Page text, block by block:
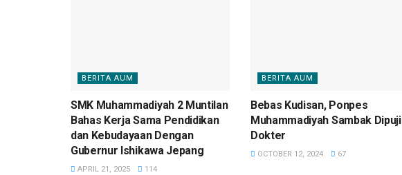
BERITA AUM
SMK Muhammadiyah 2 Muntilan
Bahas Kerja Sama Pendidikan
dan Kebudayaan Dengan
Gubernur Ishikawa Jepang
APRIL 21, 2025 114
BERITA AUM
Bebas Kudisan, Ponpes
Muhammadiyah Sambak Dipuji
Dokter
OCTOBER 12, 2024 67